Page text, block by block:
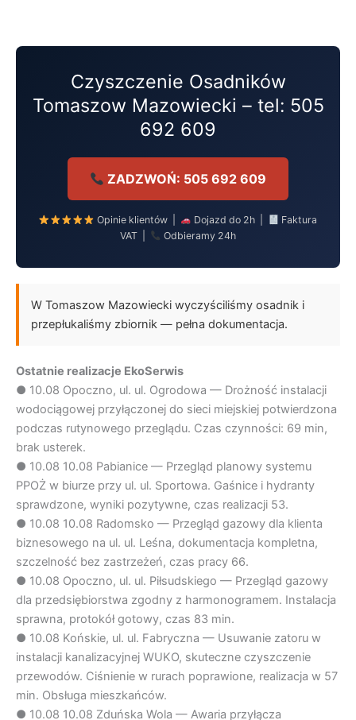
treści
Czyszczenie Osadników
Tomaszow Mazowiecki – tel: 505
692 609
ZADZWOŃ: 505 692 609
Opinie klientów | Dojazd do 2h |
Faktura
VAT |
Odbieramy 24h
W Tomaszow Mazowiecki wyczyściliśmy osadnik i
przepłukaliśmy zbiornik — pełna dokumentacja.
Ostatnie realizacje EkoSerwis
● 10.08 Opoczno, ul. ul. Ogrodowa — Drożność instalacji
wodociągowej przyłączonej do sieci miejskiej potwierdzona
podczas rutynowego przeglądu. Czas czynności: 69 min,
brak usterek.
● 10.08 10.08 Pabianice — Przegląd planowy systemu
PPOŻ w biurze przy ul. ul. Sportowa. Gaśnice i hydranty
sprawdzone, wyniki pozytywne, czas realizacji 53.
● 10.08 10.08 Radomsko — Przegląd gazowy dla klienta
biznesowego na ul. ul. Leśna, dokumentacja kompletna,
szczelność bez zastrzeżeń, czas pracy 66.
● 10.08 Opoczno, ul. ul. Piłsudskiego — Przegląd gazowy
dla przedsiębiorstwa zgodny z harmonogramem. Instalacja
sprawna, protokół gotowy, czas 83 min.
● 10.08 Końskie, ul. ul. Fabryczna — Usuwanie zatoru w
instalacji kanalizacyjnej WUKO, skuteczne czyszczenie
przewodów. Ciśnienie w rurach poprawione, realizacja w 57
min. Obsługa mieszkańców.
● 10.08 10.08 Zduńska Wola — Awaria przyłącza